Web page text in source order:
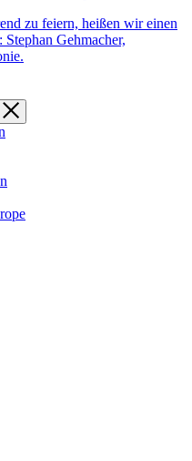
zu feiern, heißen wir einen
Gehmacher,